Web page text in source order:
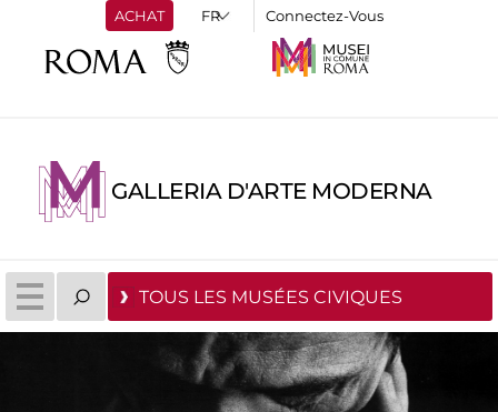
ACHAT Connectez-Vous
GALLERIA D'ARTE MODERNA
TOUS LES MUSÉES CIVIQUES